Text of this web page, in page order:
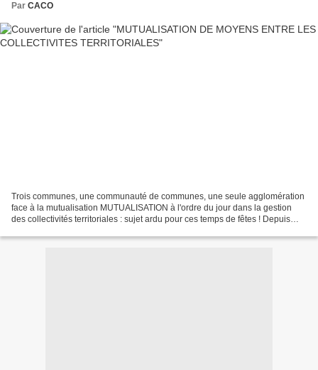
Par CACO
Trois communes, une communauté de communes, une seule agglomération
face à la mutualisation MUTUALISATION à l'ordre du jour dans la gestion
des collectivités territoriales : sujet ardu pour ces temps de fêtes ! Depuis